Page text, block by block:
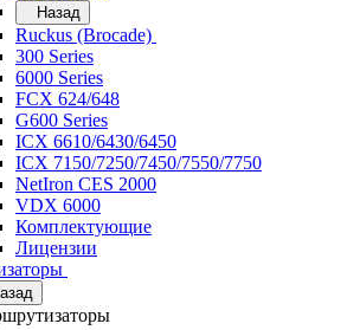
Назад
Ruckus (Brocade)
300 Series
6000 Series
FCX 624/648
G600 Series
ICX 6610/6430/6450
ICX 7150/7250/7450/7550/7750
NetIron CES 2000
VDX 6000
Комплектующие
Лицензии